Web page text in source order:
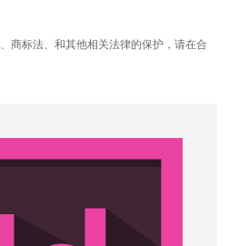
商标法、和其他相关法律的保护，请在合